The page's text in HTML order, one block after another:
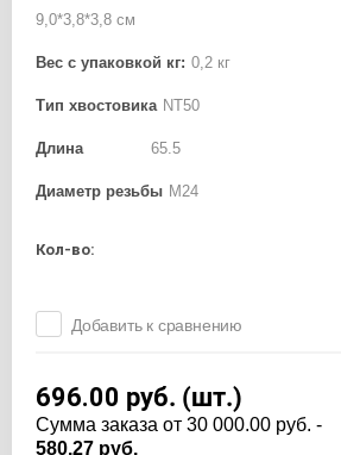
9,0*3,8*3,8 см
Вес с упаковкой кг: 0,2 кг
Тип хвостовика NT50
Длина 65.5
Диаметр резьбы М24
Кол-во:
Добавить к сравнению
696.00 руб. (шт.)
Cумма заказа от 30 000.00 руб. -
580.27 руб.